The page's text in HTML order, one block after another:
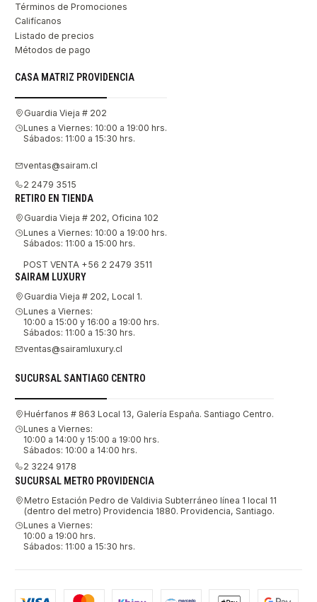
Términos de Promociones
Califícanos
Listado de precios
Métodos de pago
CASA MATRIZ PROVIDENCIA
Guardia Vieja # 202
Lunes a Viernes: 10:00 a 19:00 hrs.
Sábados: 11:00 a 15:30 hrs.
ventas@sairam.cl
2 2479 3515
RETIRO EN TIENDA
Guardia Vieja # 202, Oficina 102
Lunes a Viernes: 10:00 a 19:00 hrs.
Sábados: 11:00 a 15:00 hrs.
POST VENTA +56 2 2479 3511
SAIRAM LUXURY
Guardia Vieja # 202, Local 1.
Lunes a Viernes:
10:00 a 15:00 y 16:00 a 19:00 hrs.
Sábados: 11:00 a 15:30 hrs.
ventas@sairamluxury.cl
SUCURSAL SANTIAGO CENTRO
Huérfanos # 863 Local 13, Galería España. Santiago Centro.
Lunes a Viernes:
10:00 a 14:00 y 15:00 a 19:00 hrs.
Sábados: 10:00 a 14:00 hrs.
2 3224 9178
SUCURSAL METRO PROVIDENCIA
Metro Estación Pedro de Valdivia Subterráneo línea 1 local 11
(dentro del metro) Providencia 1880. Providencia, Santiago.
Lunes a Viernes:
10:00 a 19:00 hrs.
Sábados: 11:00 a 15:30 hrs.